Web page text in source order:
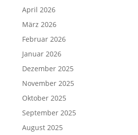
April 2026
März 2026
Februar 2026
Januar 2026
Dezember 2025
November 2025
Oktober 2025
September 2025
August 2025